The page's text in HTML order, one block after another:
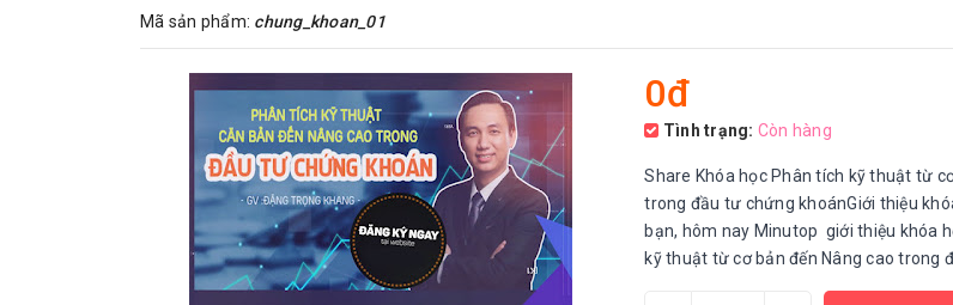
Mã sản phẩm: chung_khoan_01
0đ
Tình trạng: Còn hàng
Share Khóa học Phân tích kỹ thuật từ
trong đầu tư chứng khoánGiới thiệu
bạn, hôm nay Minutop giới thiệu khóa
kỹ thuật từ cơ bản đến Nâng cao trong